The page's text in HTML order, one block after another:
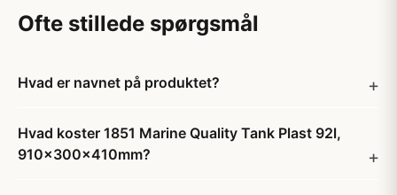
Ofte stillede spørgsmål
Hvad er navnet på produktet?
Hvad koster 1851 Marine Quality Tank Plast 92l,
910x300x410mm?